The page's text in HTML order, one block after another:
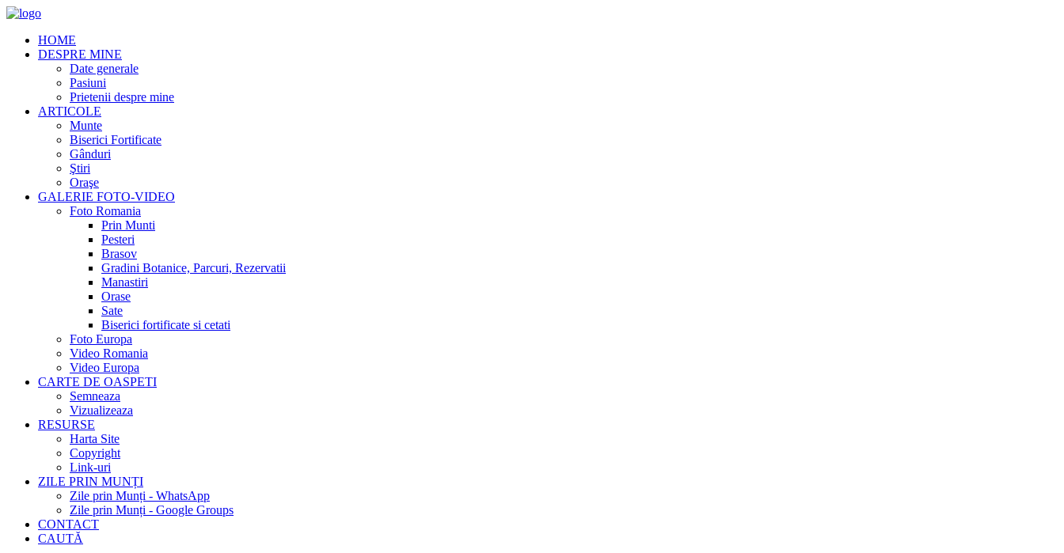
HOME
DESPRE MINE
Date generale
Pasiuni
Prietenii despre mine
ARTICOLE
Munte
Biserici Fortificate
Gânduri
Ştiri
Oraşe
GALERIE FOTO-VIDEO
Foto Romania
Prin Munti
Pesteri
Brasov
Gradini Botanice, Parcuri, Rezervatii
Manastiri
Orase
Sate
Biserici fortificate si cetati
Foto Europa
Video Romania
Video Europa
CARTE DE OASPETI
Semneaza
Vizualizeaza
RESURSE
Harta Site
Copyright
Link-uri
ZILE PRIN MUNȚI
Zile prin Munți - WhatsApp
Zile prin Munți - Google Groups
CONTACT
CAUTĂ